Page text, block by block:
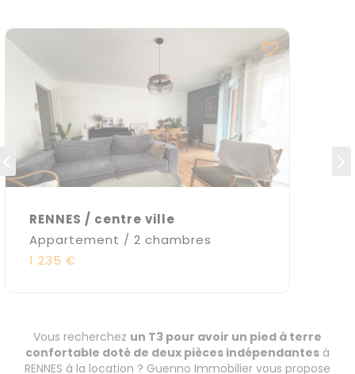
RENNES / centre ville
Appartement / 2 chambres
1 235 €
Vous recherchez un T3 pour avoir un pied à terre
confortable doté de deux pièces indépendantes à
RENNES à la location ? Guenno Immobilier vous propose